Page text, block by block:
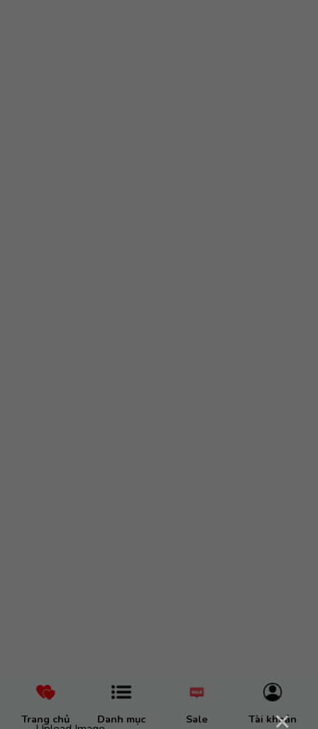
×
Trang chủ Danh mục Sale Tài khoản